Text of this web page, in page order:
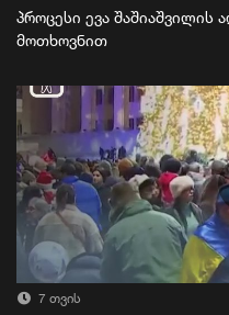
პროცესი ევა შაშიაშვილის
მოთხოვნით
7 თვის